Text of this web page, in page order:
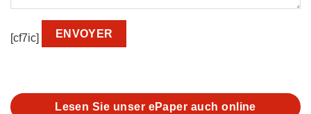
[cf7ic]
Lesen Sie unser ePaper auch online